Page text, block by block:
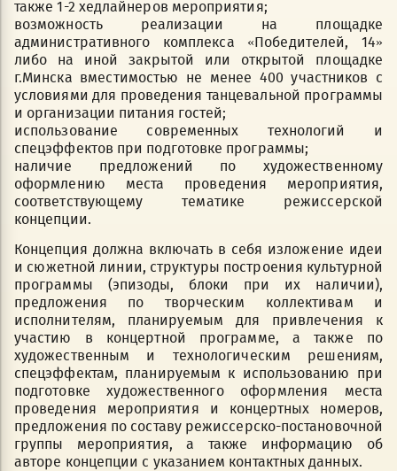
также 1-2 хедлайнеров мероприятия;
возможность реализации на площадке
административного комплекса «Победителей, 14»
либо на иной закрытой или открытой площадке
г.Минска вместимостью не менее 400 участников с
условиями для проведения танцевальной программы
и организации питания гостей;
использование современных технологий и
спецэффектов при подготовке программы;
наличие предложений по художественному
оформлению места проведения мероприятия,
соответствующему тематике режиссерской
концепции.
Концепция должна включать в себя изложение идеи
и сюжетной линии, структуры построения культурной
программы (эпизоды, блоки при их наличии),
предложения по творческим коллективам и
исполнителям, планируемым для привлечения к
участию в концертной программе, а также по
художественным и технологическим решениям,
спецэффектам, планируемым к использованию при
подготовке художественного оформления места
проведения мероприятия и концертных номеров,
предложения по составу режиссерско-постановочной
группы мероприятия, а также информацию об
авторе концепции с указанием контактных данных.